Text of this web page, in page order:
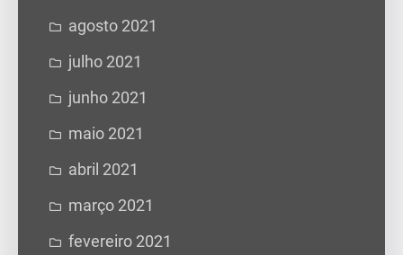
agosto 2021
julho 2021
junho 2021
maio 2021
abril 2021
março 2021
fevereiro 2021